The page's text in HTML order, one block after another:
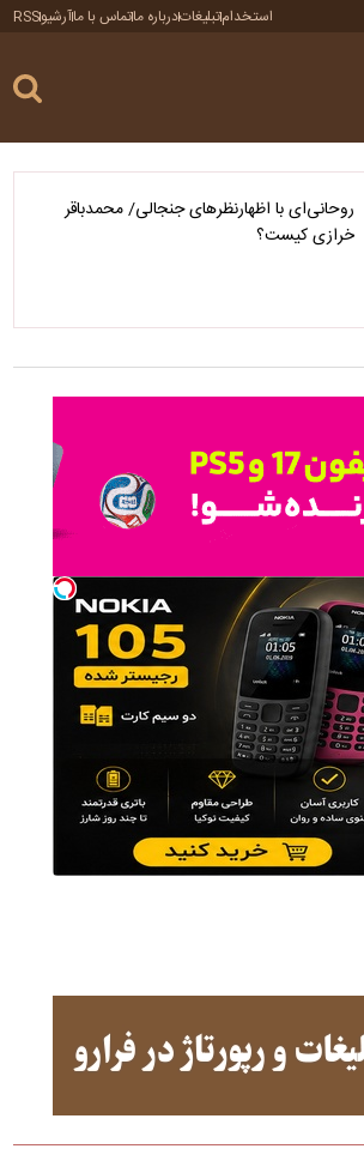
استخدامتبلیغاتدرباره ماتماس با ماآرشیوRSS
روحانی‌ای با اظهارنظرهای جنجالی/ محمدباقر
خرازی کیست؟